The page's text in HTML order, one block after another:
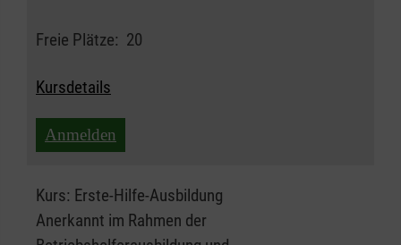
Freie Plätze: 20
Kursdetails
Anmelden
Kurs: Erste-Hilfe-Ausbildung
Anerkannt im Rahmen der